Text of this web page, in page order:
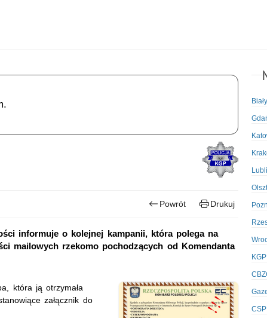
Powrót Drukuj
informuje o kolejnej kampanii, która polega na
mailowych rzekomo pochodzących od Komendanta
która ją otrzymała
załącznik do
KGP